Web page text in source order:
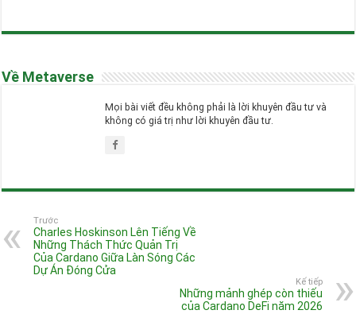
Về Metaverse
Mọi bài viết đều không phải là lời khuyên đầu tư và
không có giá trị như lời khuyên đầu tư.
Trước
Charles Hoskinson Lên Tiếng Về
Những Thách Thức Quản Trị
Của Cardano Giữa Làn Sóng Các
Dự Án Đóng Cửa
Kế tiếp
Những mảnh ghép còn thiếu
của Cardano DeFi năm 2026